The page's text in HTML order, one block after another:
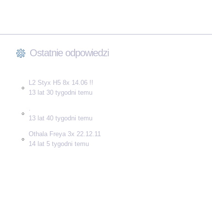
Ostatnie odpowiedzi
L2 Styx H5 8x 14.06 !!
13 lat 30 tygodni temu
.
13 lat 40 tygodni temu
Othala Freya 3x 22.12.11
14 lat 5 tygodni temu